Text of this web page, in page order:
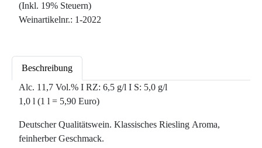
(Inkl. 19% Steuern)
Weinartikelnr.: 1-2022
Beschreibung
Alc. 11,7 Vol.% I RZ: 6,5 g/l I S: 5,0 g/l
1,0 l (1 l = 5,90 Euro)
Deutscher Qualitätswein. Klassisches Riesling Aroma,
feinherber Geschmack.